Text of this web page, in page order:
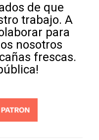
de que
trabajo. A
para
nosotros
frescas.